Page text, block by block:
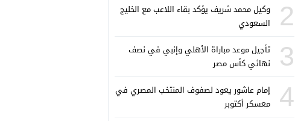
2
وكيل محمد شريف يؤكد بقاء اللاعب مع الخليج
السعودي
3
تأجيل موعد مباراة الأهلي وإنبي في نصف
نهائي كأس مصر
4
إمام عاشور يعود لصفوف المنتخب المصري في
معسكر أكتوبر